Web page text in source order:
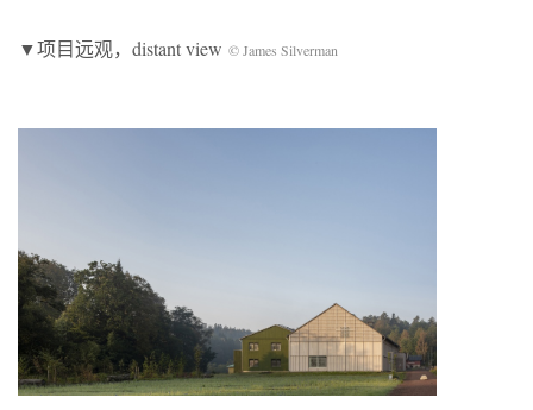
▼项目远观，distant view © James Silverman